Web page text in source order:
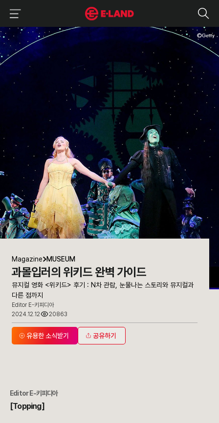
뮤지컬 영화 <위키드> 후기 : N차 관람, 눈물나는 스토리와 뮤지컬과 다
매거진 상세보기
Magazine MUSEUM
과몰입러의 위키드 완벽 가이드
뮤지컬 영화 <위키드> 후기 : N차 관람, 눈물나는 스토리와 뮤지컬과
다른 점까지
Editor E-키피디아
2024.12.12
20863
유용한 소식받기 공유하기
Editor E-키피디아
[Topping]